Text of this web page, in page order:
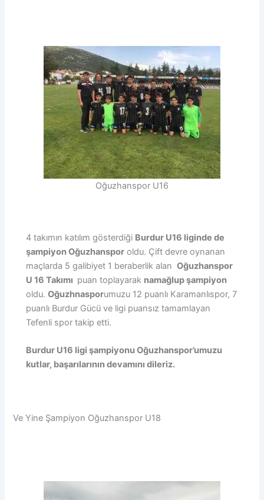
Oğuzhanspor U16
4 takımın katılım gösterdiği Burdur U16 liginde de
şampiyon Oğuzhanspor oldu. Çift devre oynanan
maçlarda 5 galibiyet 1 beraberlik alanOğuzhanspor
U 16 Takımı puan toplayarak namağlup şampiyon
oldu.Oğuzhnasporumuzu 12 puanlı Karamanlıspor, 7
puanlı Burdur Gücü ve ligi puansız tamamlayan
Tefenli spor takip etti.
Burdur U16 ligi şampiyonu Oğuzhanspor’umuzu
kutlar, başarılarının devamını dileriz.
Ve Yine Şampiyon Oğuzhanspor U18